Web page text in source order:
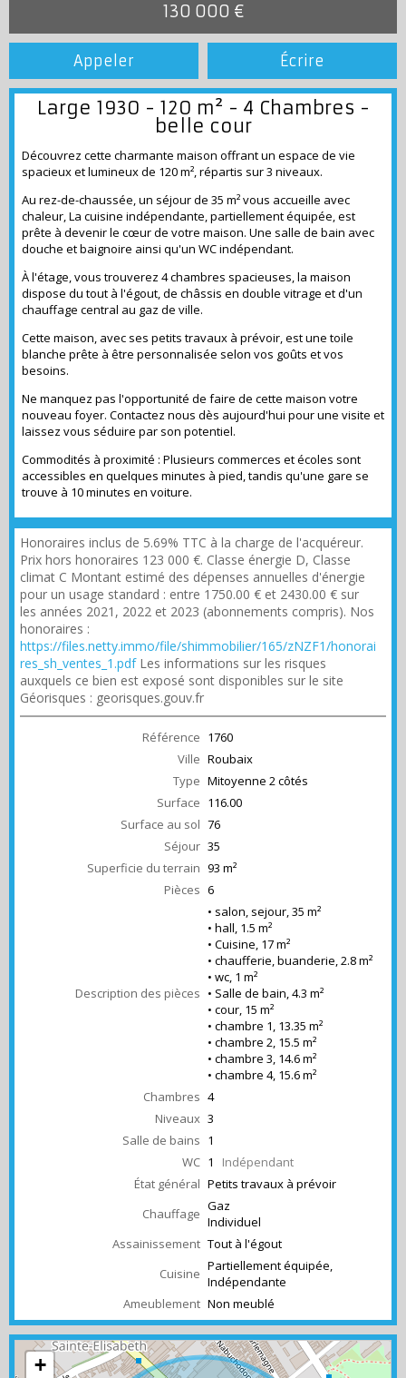
130 000 €
Appeler Écrire
Large 1930 - 120 m² - 4 Chambres -
belle cour
Découvrez cette charmante maison offrant un espace de vie
spacieux et lumineux de 120 m², répartis sur 3 niveaux.
Au rez-de-chaussée, un séjour de 35 m² vous accueille avec
chaleur, La cuisine indépendante, partiellement équipée, est
prête à devenir le cœur de votre maison. Une salle de bain avec
douche et baignoire ainsi qu'un WC indépendant.
À l'étage, vous trouverez 4 chambres spacieuses, la maison
dispose du tout à l'égout, de châssis en double vitrage et d'un
chauffage central au gaz de ville.
Cette maison, avec ses petits travaux à prévoir, est une toile
blanche prête à être personnalisée selon vos goûts et vos
besoins.
Ne manquez pas l'opportunité de faire de cette maison votre
nouveau foyer. Contactez nous dès aujourd'hui pour une visite et
laissez vous séduire par son potentiel.
Commodités à proximité : Plusieurs commerces et écoles sont
accessibles en quelques minutes à pied, tandis qu'une gare se
trouve à 10 minutes en voiture.
Honoraires inclus de 5.69% TTC à la charge de l'acquéreur.
Prix hors honoraires 123 000 €. Classe énergie D, Classe
climat C Montant estimé des dépenses annuelles d'énergie
pour un usage standard : entre 1750.00 € et 2430.00 € sur
les années 2021, 2022 et 2023 (abonnements compris). Nos
honoraires :
https://files.netty.immo/file/shimmobilier/165/zNZF1/honorai
res_sh_ventes_1.pdfLes informations sur les risques
auxquels ce bien est exposé sont disponibles sur le site
Géorisques : georisques.gouv.fr
Référence 1760
Ville Roubaix
Type Mitoyenne 2 côtés
Surface 116.00
Surface au sol 76
Séjour 35
Superficie du terrain 93 m²
Pièces 6
Description des pièces
• salon, sejour, 35 m²
• hall, 1.5 m²
• Cuisine, 17 m²
• chaufferie, buanderie, 2.8 m²
• wc, 1 m²
• Salle de bain, 4.3 m²
• cour, 15 m²
• chambre 1, 13.35 m²
• chambre 2, 15.5 m²
• chambre 3, 14.6 m²
• chambre 4, 15.6 m²
Chambres 4
Niveaux 3
Salle de bains 1
WC 1 Indépendant
État général Petits travaux à prévoir
Chauffage Gaz
Individuel
Assainissement Tout à l'égout
Cuisine Partiellement équipée,
Indépendante
Ameublement Non meublé
+